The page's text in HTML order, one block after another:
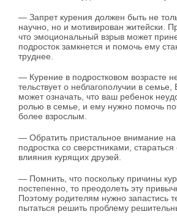
— Запрет курения должен быть не
научно, но и мотивирован житейски.
что эмоциональный взрыв может
подросток замкнется и помочь ему
труднее.
— Курение в подростковом возрасте
тельствует о неблагополучии в семье,
может означать, что ваш ребенок
ролью в семье, и ему нужно помочь
более взрослым.
— Обратить пристальное внимание
подростка со сверстниками, стараться
влияния курящих друзей.
— Помнить, что поскольку причины
постепенно, то преодолеть эту
Поэтому родителям нужно запастись
пытаться решить проблему